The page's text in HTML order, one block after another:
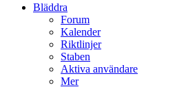
Bläddra
Forum
Kalender
Riktlinjer
Staben
Aktiva användare
Mer